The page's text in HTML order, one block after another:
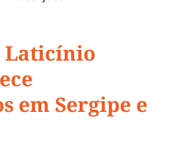
Laticínio
em Sergipe e